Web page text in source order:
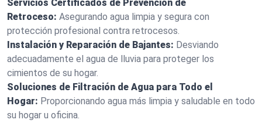
Servicios Certificados de Prevención de
Retroceso: Asegurando agua limpia y segura con
protección profesional contra retrocesos.
Instalación y Reparación de Bajantes: Desviando
adecuadamente el agua de lluvia para proteger los
cimientos de su hogar.
Soluciones de Filtración de Agua para Todo el
Hogar: Proporcionando agua más limpia y saludable en todo
su hogar u oficina.